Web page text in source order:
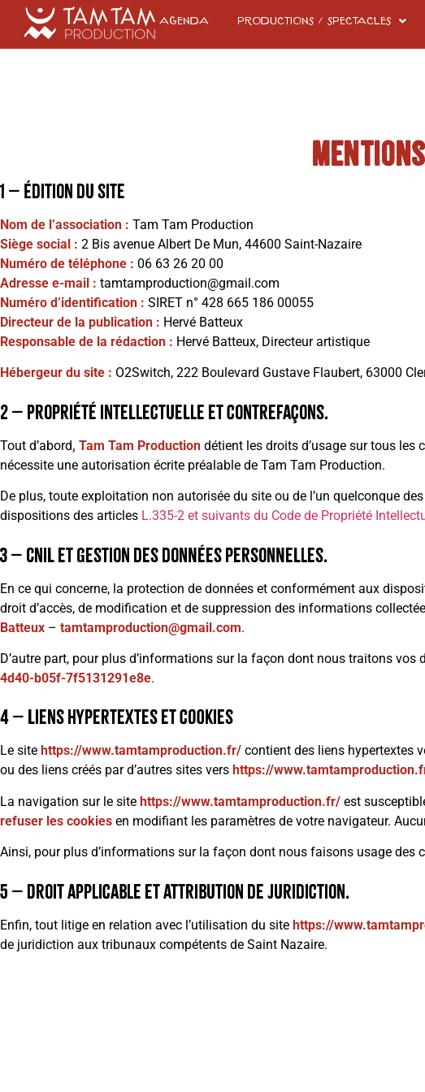
Agenda Productions / spectacles
1 – Édition du site
Nom de l’association : Tam Tam Production
Siège social : 2 Bis avenue Albert De Mun, 44600 Saint-Nazaire
Numéro de téléphone : 06 63 26 20 00
Adresse e-mail : tamtamproduction@gmail.com
Numéro d’identification : SIRET n° 428 665 186 00055
Directeur de la publication : Hervé Batteux
Responsable de la rédaction : Hervé Batteux, Directeur artistique
Hébergeur du site : O2Switch, 222 Boulevard Gustave Flaubert, 63000
2 – Propriété intellectuelle et contrefaçons.
Tout d’abord, Tam Tam Production détient les droits d’usage sur tous
nécessite une autorisation écrite préalable de Tam Tam Production.
De plus, toute exploitation non autorisée du site ou de l’un quelconque
dispositions des articles L.335-2 et suivants du Code de Propriété
3 – CNIL et gestion des données personnelles.
En ce qui concerne, la protection de données et conformément aux
droit d’accès, de modification et de suppression des informations
Batteux – tamtamproduction@gmail.com.
D’autre part, pour plus d’informations sur la façon dont nous traitons
4d40-b05f-7f5131291e8e.
4 – Liens hypertextes et cookies
Le site https://www.tamtamproduction.fr/ contient des liens hypertextes
ou des liens créés par d’autres sites vers https://
La navigation sur le site https://www.tamtamproduction.fr/ est
refuser les cookies en modifiant les paramètres de votre navigateur.
Ainsi, pour plus d’informations sur la façon dont nous faisons usage des
5 – Droit applicable et attribution de juridiction.
Enfin, tout litige en relation avec l’utilisation du site https://
de juridiction aux tribunaux compétents de Saint Nazaire.